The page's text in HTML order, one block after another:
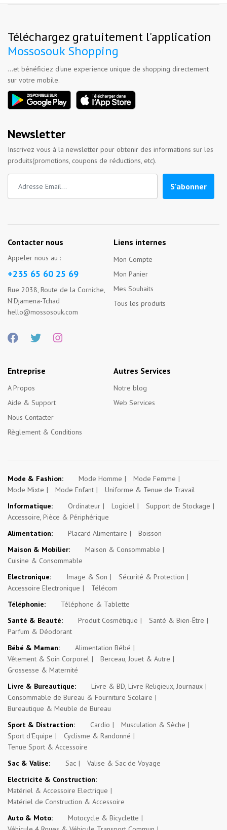
Téléchargez gratuitement l'application
Mossosouk Shopping
...et bénéficiez d'une experience unique de shopping directement
sur votre mobile.
Newsletter
Inscrivez vous à la newsletter pour obtenir des informations sur les
produits(promotions, coupons de réductions, etc).
S'abonner
Contacter nous
Appeler nous au :
+235 65 60 25 69
Rue 2038, Route de la Corniche,
N'Djamena-Tchad
hello@mossosouk.com
Liens internes
Mon Compte
Mon Panier
Mes Souhaits
Tous les produits
Entreprise
A Propos
Aide & Support
Nous Contacter
Règlement & Conditions
Autres Services
Notre blog
Web Services
Mode & Fashion: Mode Homme
Mode Femme
Mode Mixte
Mode Enfant
Uniforme & Tenue de Travail
Informatique:
Ordinateur Logiciel
Support de Stockage
Accessoire, Pièce & Périphérique
Alimentation:
Placard Alimentaire
Boisson
Maison & Mobilier:
Maison & Consommable
Cuisine & Consommable
Electronique:
Image & Son
Sécurité & Protection
Accessoire Electronique
Télécom
Téléphonie:
Téléphone & Tablette
Santé & Beauté:
Produit Cosmétique
Santé & Bien-Être
Parfum & Déodorant
Bébé & Maman:
Alimentation Bébé
Vêtement & Soin Corporel
Berceau, Jouet & Autre
Grossesse & Maternité
Livre & Bureautique:
Livre & BD, Livre Religieux, Journaux
Consommable de Bureau & Fourniture Scolaire
Bureautique & Meuble de Bureau
Sport & Distraction:
Cardio
Musculation & Sèche
Sport d'Equipe
Cyclisme & Randonné
Tenue Sport & Accessoire
Sac & Valise:
Sac
Valise & Sac de Voyage
Electricité & Construction:
Matériel & Accessoire Electrique
Matériel de Construction & Accessoire
Auto & Moto:
Motocycle & Bicyclette